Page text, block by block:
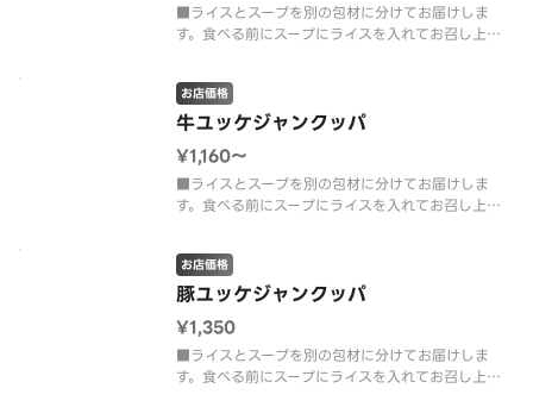
■ライスとスープを別の包材に分けてお届けしま
す。食べる前にスープにライスを入れてお召し上が
野菜を入れて、鶏ガラと塩ダレを合わせた風味豊か
なスープに仕上げました。
牛ユッケジャンクッパ
お店価格
¥1,160〜
■ライスとスープを別の包材に分けてお届けしま
す。食べる前にスープにライスを入れてお召し上が
旨辛スープに牛カルビ、ニラやもやしなど複数の野
菜を入れて仕上げました。
豚ユッケジャンクッパ
お店価格
¥1,350
■ライスとスープを別の包材に分けてお届けしま
す。食べる前にスープにライスを入れてお召し上が